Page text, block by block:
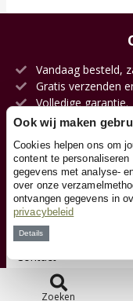
Zoeken
Vandaag besteld,
Gratis verzenden
Volledige garantie.
Kies jouw
Eigen magazijn en
Klantenservice
Contact
Ook wij maken
Cookies helpen ons om
content te
gegevens met analyse-
over onze
ontvangen gegevens in
privacybeleid
Details